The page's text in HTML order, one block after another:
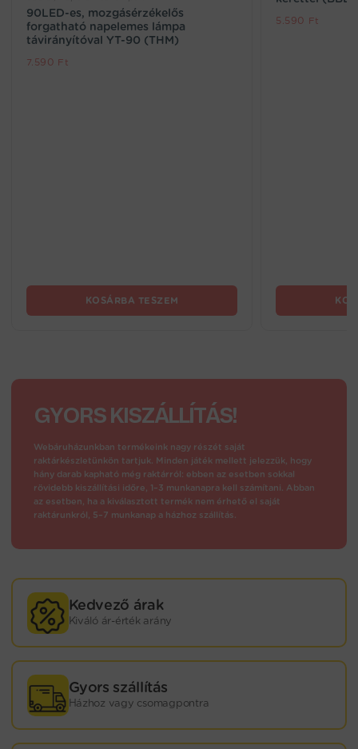
90LED-es, mozgásérzékelős
forgatható napelemes lámpa
távirányítóval YT-90 (THM)
7.590 Ft
KOSÁRBA TESZEM
5.590 Ft
GYORS KISZÁLLÍTÁS!
Webáruházunkban termékeink nagy részét saját
raktárkészletünkön tartjuk. Minden játék mellett jelezzük, hogy
hány darab kapható még raktárról: ebben az esetben sokkal
rövidebb kiszállítási időre, 1–3 munkanapra kell számítani. Abban
az esetben, ha a kiválasztott termék nem érhető el saját
raktárunkról, 5–7 munkanap a házhoz szállítás.
Kedvező árak
Kiváló ár-érték arány
Gyors szállítás
Házhoz vagy csomagpontra